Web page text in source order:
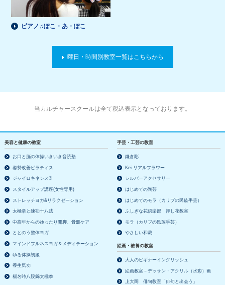
ピアノ♫ぽこ・あ・ぽこ
曜日・時間別教室一覧はこちらから
当カルチャースクールは全て税込表示となっております。
美容と健康の教室
お口と脳の体操いきいき音読塾
姿勢改善ピラティス
ジャイロキネシス®
スタイルアップ講座(女性専用)
ストレッチヨガ&リラクゼーション
太極拳と練功十八法
中高年からのゆったり開脚、骨盤ケア
ととのう整体ヨガ
マインドフルネスヨガ＆メディテーション
ゆる体操初級
養生気功
楊名時八段錦太極拳
手芸・工芸の教室
鎌倉彫
Kei リアルフラワー
シルバーアクセサリー
はじめての陶芸
はじめてのモラ（カリブの民族手芸）
ふしぎな花倶楽部 押し花教室
モラ（カリブの民族手芸）
やさしい和裁
絵画・教養の教室
大人のビギナーイングリッシュ
絵画教室－デッサン・アクリル（水彩）画
上大岡 俳句教室「俳句と出会う」